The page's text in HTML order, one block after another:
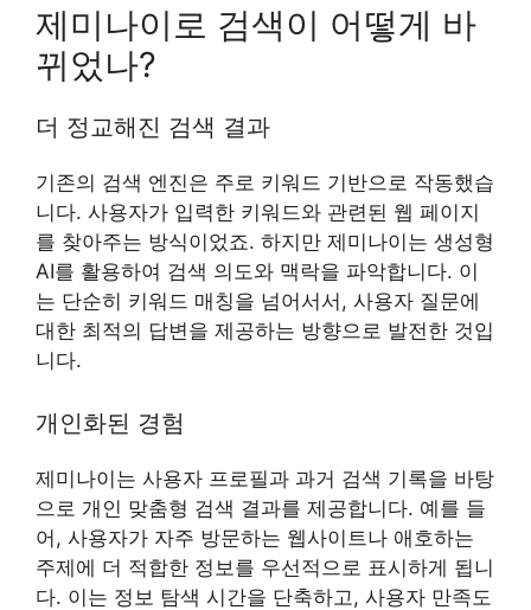
제미나이로 검색이 어떻게 바
뀌었나?
더 정교해진 검색 결과
기존의 검색 엔진은 주로 키워드 기반으로 작동했습
니다. 사용자가 입력한 키워드와 관련된 웹 페이지
를 찾아주는 방식이었죠. 하지만 제미나이는 생성형
AI를 활용하여 검색 의도와 맥락을 파악합니다. 이
는 단순히 키워드 매칭을 넘어서서, 사용자 질문에
대한 최적의 답변을 제공하는 방향으로 발전한 것입
니다.
개인화된 경험
제미나이는 사용자 프로필과 과거 검색 기록을 바탕
으로 개인 맞춤형 검색 결과를 제공합니다. 예를 들
어, 사용자가 자주 방문하는 웹사이트나 애호하는
주제에 더 적합한 정보를 우선적으로 표시하게 됩니
다. 이는 정보 탐색 시간을 단축하고, 사용자 만족도